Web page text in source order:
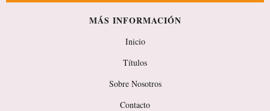
MÁS INFORMACIÓN
Inicio
Títulos
Sobre Nosotros
Contacto